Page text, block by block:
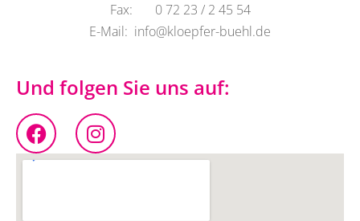
Fax: 0 72 23 / 2 45 54
E-Mail: info@kloepfer-buehl.de
Und folgen Sie uns auf: